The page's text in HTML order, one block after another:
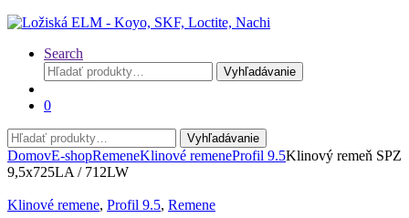
Search
Hľadať:
Vyhľadávanie
0
Hľadať:
Vyhľadávanie
DomovE-shopRemeneKlinové remeneProfil 9.5Klinový remeň SPZ
9,5x725LA / 712LW
Klinové remene, Profil 9.5, Remene